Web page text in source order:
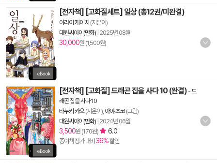
[전자책] [고화질세트] 일상 (총12권/미완결)
아라이 케이치 (지은이)
대원씨아이(만화) 2025년 08월
30,000원 (1,500원)
[전자책] [고화질] 드래곤 집을 사다 10 (완결) -드
래곤 집을 사다 10
타누키 카오(지은이), 아야 초코(그림)
대원씨아이(만화) 2024년 06월
3,500원 (170원) 6.0
종이책 정가 대비 36%할인